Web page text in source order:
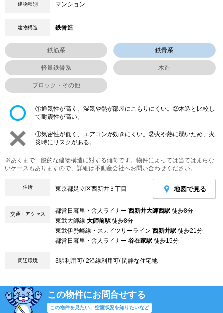
建物種別 マンション
建物構造 鉄骨造
鉄筋系 鉄骨系
軽量鉄骨系 木造
ブロック・その他
①通気性が高く、湿気や熱が部屋にこもりにくい。②木造と比較し
て耐震性が高い。
①気密性が低く、エアコンが効きにくい。②火や熱に弱いため、火
災時にリスクがある。
※あくまで一般的な建物構造に対する傾向です。物件によっては当てはまらな
いケースもありますので、詳細は不動産会社へお問い合わせください。
住所 東京都足立区西新井６丁目 地図で見る
交通・アクセス 都営日暮里・舎人ライナー 西新井大師西駅 徒歩8分
東武大師線 大師前駅 徒歩8分
東武伊勢崎線・スカイツリーライン 西新井駅 徒歩21分
都営日暮里・舎人ライナー 谷在家駅 徒歩15分
周辺環境 3駅利用可/ 2沿線利用可/ 閑静な住宅地
この物件にお問合せする
この物件を見たい、空室状況を知りたいなど